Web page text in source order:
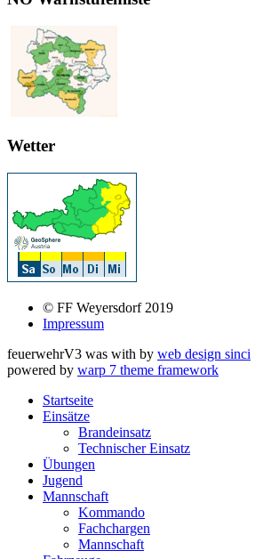
Wetter
© FF Weyersdorf 2019
Impressum
feuerwehrV3 was with by web design sinci
powered by warp 7 theme framework
Startseite
Einsätze
Brandeinsatz
Technischer Einsatz
Übungen
Jugend
Mannschaft
Kommando
Fachchargen
Mannschaft